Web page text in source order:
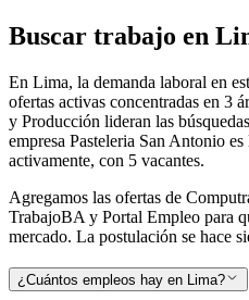
Buscar trabajo en
En Lima, la demanda laboral en
ofertas activas concentradas en 3
y Producción lideran las
empresa Pasteleria San Antonio
activamente, con 5 vacantes.
Agregamos las ofertas de
TrabajoBA y Portal Empleo para
mercado. La postulación se hace
¿Cuántos empleos hay en Lima?